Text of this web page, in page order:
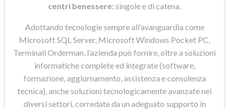
centri benessere: singole e di catena.
Adottando tecnologie sempre all’avanguardia come
Microsoft SQL Server, Microsoft Windows Pocket PC,
Terminali Orderman, l’azienda può fornire, oltre a soluzioni
informatiche complete ed integrate (software,
formazione, aggiornamento, assistenza e consulenza
tecnica), anche soluzioni tecnologicamente avanzate nei
diversi settori, corredate da un adeguato supporto in